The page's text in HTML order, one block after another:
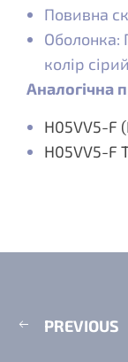
Повивна
Оболонка:
колір
Аналогічна
H05VV5-F
H05VV5-F
PREVIOUS